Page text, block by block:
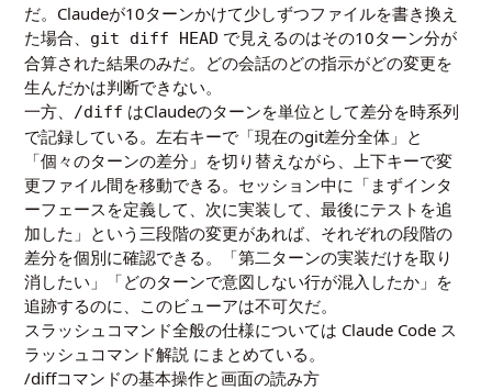
だ。Claudeが10ターンかけて少しずつファイルを書き換え
た場合、 git diff HEAD で見えるのはその10ターン分が
合算された結果のみだ。どの会話のどの指示がどの変更を
生んだかは判断できない。
一方、
/diff はClaudeのターンを単位として差分を時系列
で記録している。左右キーで「現在のgit差分全体」と
「個々のターンの差分」を切り替えながら、上下キーで変
更ファイル間を移動できる。セッション中に「まずインタ
ーフェースを定義して、次に実装して、最後にテストを追
加した」という三段階の変更があれば、それぞれの段階の
差分を個別に確認できる。「第二ターンの実装だけを取り
消したい」「どのターンで意図しない行が混入したか」を
追跡するのに、このビューアは不可欠だ。
スラッシュコマンド全般の仕様については Claude Code ス
ラッシュコマンド解説 にまとめている。
/diffコマンドの基本操作と画面の読み方